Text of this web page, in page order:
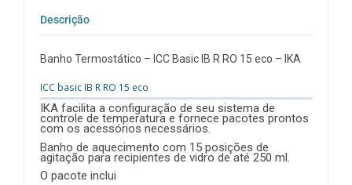
Descrição
Banho Termostático – ICC Basic IB R RO 15 eco – IKA
ICC basic IB R RO 15 eco
IKA facilita a configuração de seu sistema de
controle de temperatura e fornece pacotes prontos
com os acessórios necessários.
Banho de aquecimento com 15 posições de
agitação para recipientes de vidro de até 250 ml.
O pacote inclui